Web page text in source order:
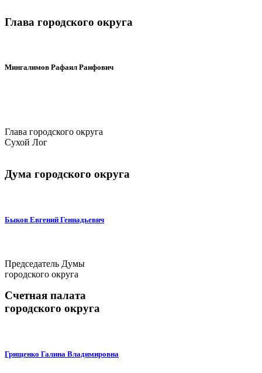
Глава городского округа
Мингалимов Рафаил Раифович
Глава городского округа
Сухой Лог
Дума городского округа
Быков Евгений Геннадьевич
Председатель Думы
городского округа
Счетная палата
городского округа
Грищенко Галина Владимировна